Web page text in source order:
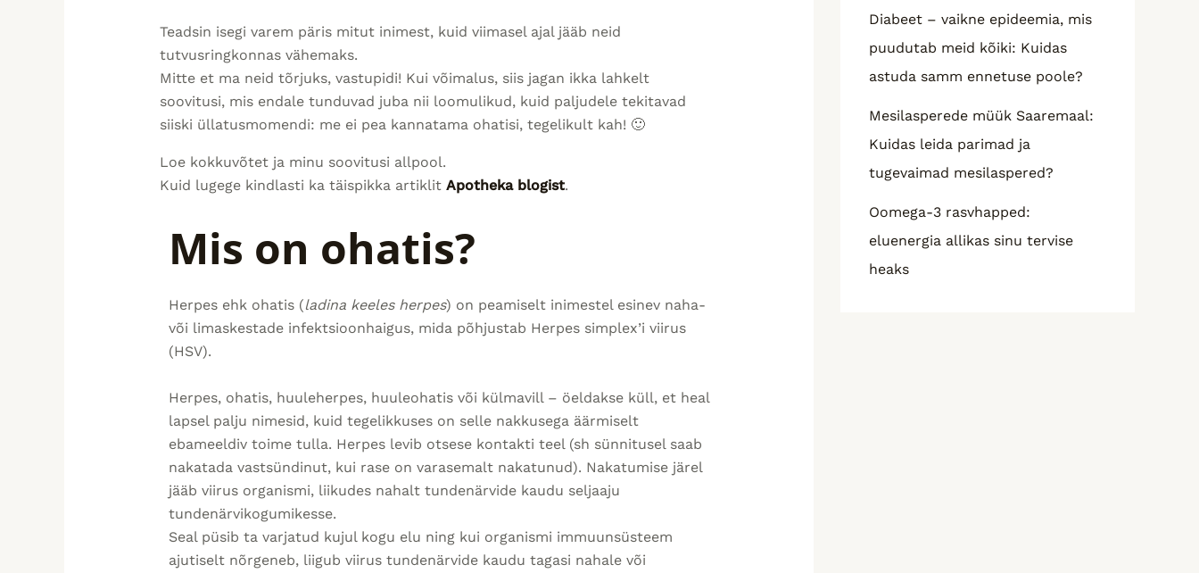
Teadsin isegi varem päris mitut inimest, kuid viimasel ajal jääb neid
tutvusringkonnas vähemaks.
Mitte et ma neid tõrjuks, vastupidi! Kui võimalus, siis jagan ikka lahkelt
soovitusi, mis endale tunduvad juba nii loomulikud, kuid paljudele tekitavad
siiski üllatusmomendi: me ei pea kannatama ohatisi, tegelikult kah! 🙂
Loe kokkuvõtet ja minu soovitusi allpool.
Kuid lugege kindlasti ka täispikka artiklit Apotheka blogist.
Mis on ohatis?
Herpes ehk ohatis (ladina keeles herpes) on peamiselt inimestel esinev naha-
või limaskestade infektsioonhaigus, mida põhjustab Herpes simplex’i viirus
(HSV).
Herpes, ohatis, huuleherpes, huuleohatis või külmavill – öeldakse küll, et heal
lapsel palju nimesid, kuid tegelikkuses on selle nakkusega äärmiselt
ebameeldiv toime tulla. Herpes levib otsese kontakti teel (sh sünnitusel saab
nakatada vastsündinut, kui rase on varasemalt nakatunud). Nakatumise järel
jääb viirus organismi, liikudes nahalt tundenärvide kaudu seljaaju
tundenärvikogumikesse.
Seal püsib ta varjatud kujul kogu elu ning kui organismi immuunsüsteem
ajutiselt nõrgeneb, liigub viirus tundenärvide kaudu tagasi nahale või
Diabeet – vaikne epideemia, mis
puudutab meid kõiki: Kuidas
astuda samm ennetuse poole?
Mesilasperede müük Saaremaal:
Kuidas leida parimad ja
tugevaimad mesilaspered?
Oomega-3 rasvhapped:
eluenergia allikas sinu tervise
heaks